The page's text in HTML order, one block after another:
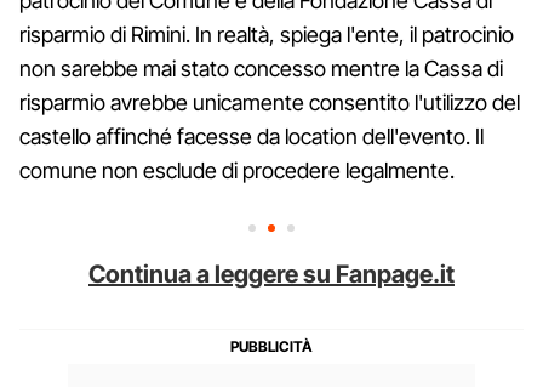
risparmio di Rimini. In realtà, spiega l'ente, il patrocinio
non sarebbe mai stato concesso mentre la Cassa di
risparmio avrebbe unicamente consentito l'utilizzo del
castello affinché facesse da location dell'evento. Il
comune non esclude di procedere legalmente.
Continua a leggere su Fanpage.it